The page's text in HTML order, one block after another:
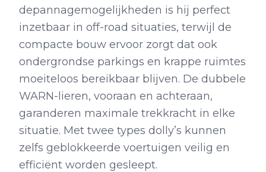
depannagemogelijkheden is hij perfect
inzetbaar in off-road situaties, terwijl de
compacte bouw ervoor zorgt dat ook
ondergrondse parkings en krappe ruimtes
moeiteloos bereikbaar blijven. De dubbele
WARN-lieren, vooraan en achteraan,
garanderen maximale trekkracht in elke
situatie. Met twee types dolly’s kunnen
zelfs geblokkeerde voertuigen veilig en
efficiënt worden gesleept.